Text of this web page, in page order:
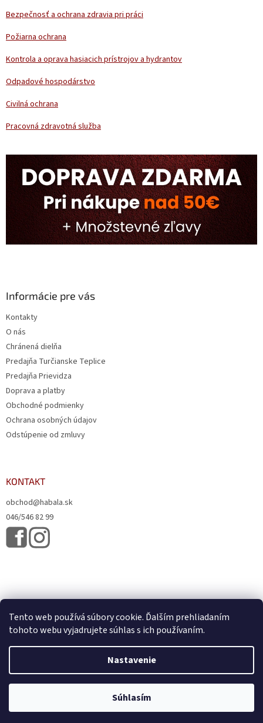
Tento web používá súbory cookie. Ďalším prehliadaním
tohoto webu vyjadrujete súhlas s ich používaním.
Nastavenie
Súhlasím
Bezpečnosť a ochrana zdravia pri práci
Požiarna ochrana
Kontrola a oprava hasiacich prístrojov a hydrantov
Odpadové hospodárstvo
Civilná ochrana
Pracovná zdravotná služba
Informácie pre vás
Kontakty
O nás
Chránená dielňa
Predajňa Turčianske Teplice
Predajňa Prievidza
Doprava a platby
Obchodné podmienky
Ochrana osobných údajov
Odstúpenie od zmluvy
KONTAKT
obchod@habala.sk
046/546 82 99
Copyright 2026HABALA, s.r.o.. Všetky práva vyhradené.Upraviť
nastavenie cookies